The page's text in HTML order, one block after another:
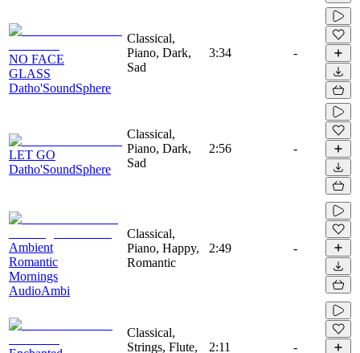
NO FACE
GLASS
Datho'SoundSphere
Classical,
Piano, Dark,
Sad
3:34 -
LET GO
Datho'SoundSphere
Classical,
Piano, Dark,
Sad
2:56 -
Ambient
Romantic
Mornings
AudioAmbi
Classical,
Piano, Happy,
Romantic
2:49 -
Classical,
Strings, Flute,
2:11 -